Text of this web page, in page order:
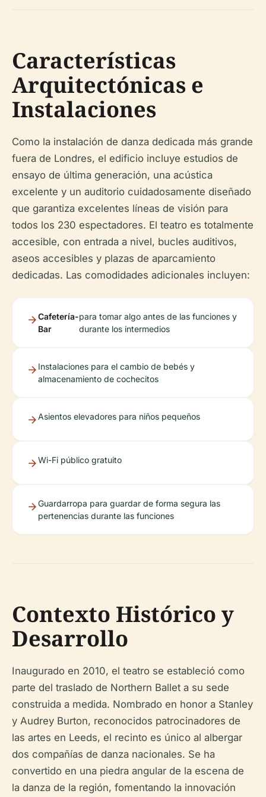
Características
Arquitectónicas e
Instalaciones
Como la instalación de danza dedicada más grande
fuera de Londres, el edificio incluye estudios de
ensayo de última generación, una acústica
excelente y un auditorio cuidadosamente diseñado
que garantiza excelentes líneas de visión para
todos los 230 espectadores. El teatro es totalmente
accesible, con entrada a nivel, bucles auditivos,
aseos accesibles y plazas de aparcamiento
dedicadas. Las comodidades adicionales incluyen:
Cafetería-
Bar
para tomar algo antes de las funciones y
durante los intermedios
Instalaciones para el cambio de bebés y
almacenamiento de cochecitos
Asientos elevadores para niños pequeños
Wi-Fi público gratuito
Guardarropa para guardar de forma segura las
pertenencias durante las funciones
Contexto Histórico y
Desarrollo
Inaugurado en 2010, el teatro se estableció como
parte del traslado de Northern Ballet a su sede
construida a medida. Nombrado en honor a Stanley
y Audrey Burton, reconocidos patrocinadores de
las artes en Leeds, el recinto es único al albergar
dos compañías de danza nacionales. Se ha
convertido en una piedra angular de la escena de
la danza de la región, fomentando la innovación